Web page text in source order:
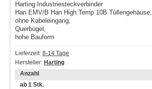
Harting Industriesteckverbinder
Han EMV/B Han High Temp 10B Tüllengehäuse,
ohne Kabeleingang,
Querbügel,
hohe Bauform
Lieferzeit: 8-14 Tage
Hersteller: Harting
Anzahl
ab 1 Stk.